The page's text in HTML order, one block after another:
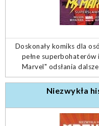
Doskonały komiks dla
pełne
Marvel" odsłania
Niezwykła